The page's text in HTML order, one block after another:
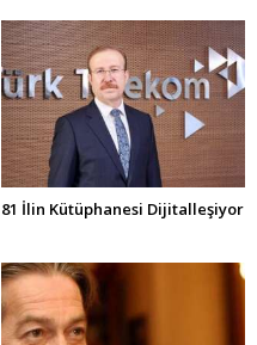
81 İlin Kütüphanesi Dijitalleşiyor